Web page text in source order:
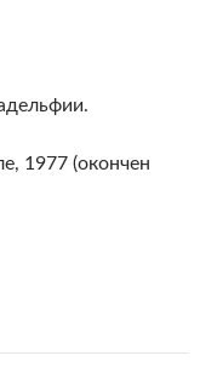
1977 (окончен